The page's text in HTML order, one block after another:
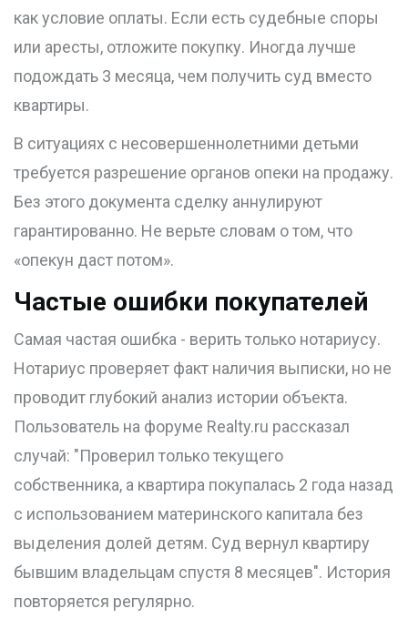
как условие оплаты. Если есть судебные споры
или аресты, отложите покупку. Иногда лучше
подождать 3 месяца, чем получить суд вместо
квартиры.
В ситуациях с несовершеннолетними детьми
требуется разрешение органов опеки на продажу.
Без этого документа сделку аннулируют
гарантированно. Не верьте словам о том, что
«опекун даст потом».
Частые ошибки покупателей
Самая частая ошибка - верить только нотариусу.
Нотариус проверяет факт наличия выписки, но не
проводит глубокий анализ истории объекта.
Пользователь на форуме Realty.ru рассказал
случай: "Проверил только текущего
собственника, а квартира покупалась 2 года назад
с использованием материнского капитала без
выделения долей детям. Суд вернул квартиру
бывшим владельцам спустя 8 месяцев". История
повторяется регулярно.